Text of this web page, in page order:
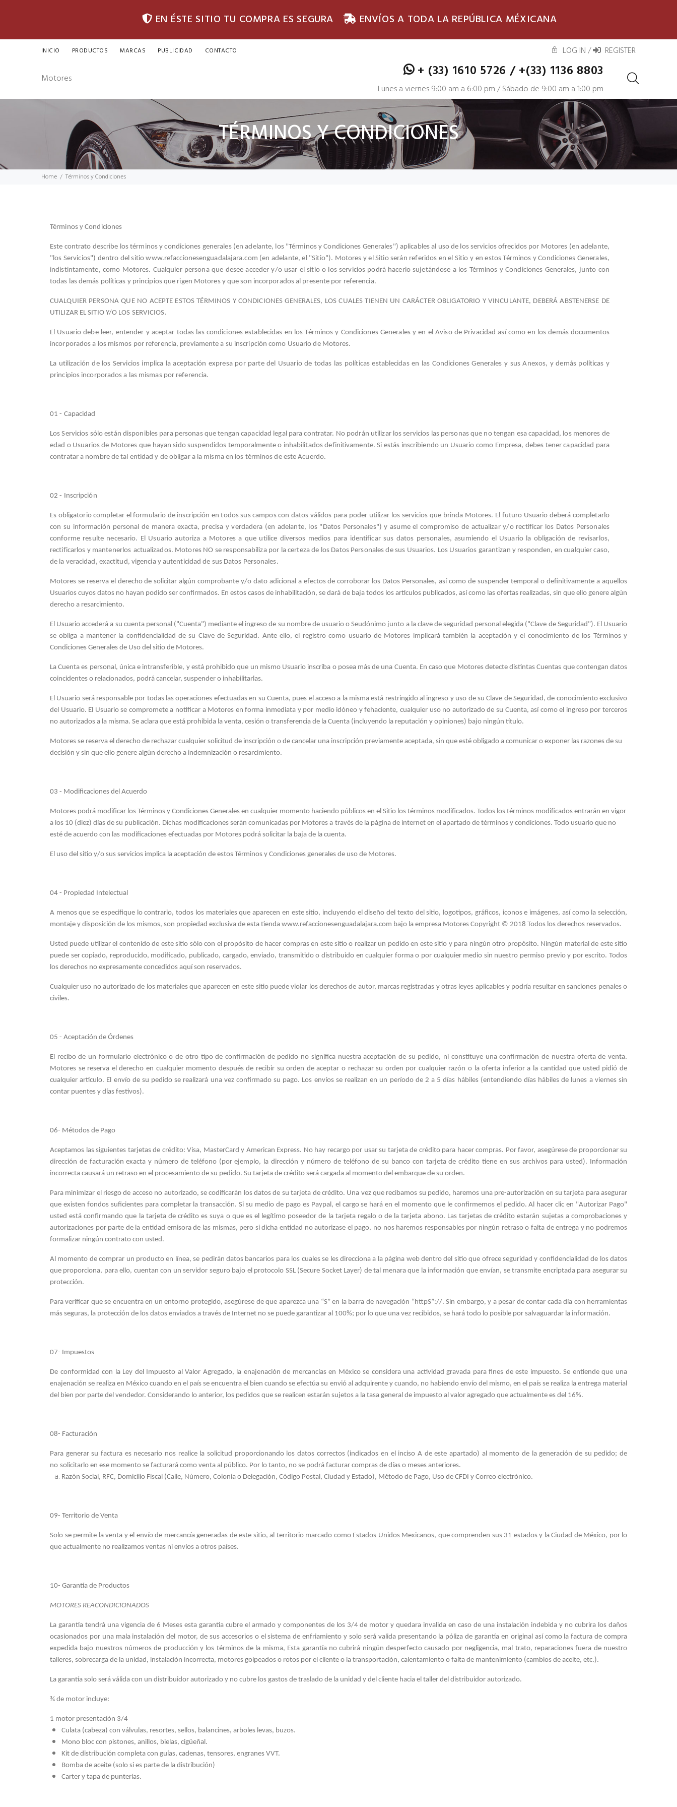
EN ÉSTE SITIO TU COMPRA ES SEGURA ENVÍOS A TODA LA REPÚBLICA MÉXICANA
INICIO PRODUCTOS MARCAS PUBLICIDAD CONTACTO LOG IN/ REGISTER
Motores + (33) 1610 5726 /+(33) 1136 8803
Lunes a viernes 9:00 am a 6:00 pm / Sábado de 9:00 am a 1:00 pm
TÉRMINOS Y CONDICIONES
Home Términos y Condiciones
Términos y Condiciones
Este contrato describe los términos y condiciones generales (en adelante, los "Términos y Condiciones Generales") aplicables al uso de los servicios ofrecidos por Motores (en adelante,
"los Servicios") dentro del sitio www.refaccionesenguadalajara.com (en adelante, el "Sitio"). Motores y el Sitio serán referidos en el Sitio y en estos Términos y Condiciones Generales,
indistintamente, como Motores. Cualquier persona que desee acceder y/o usar el sitio o los servicios podrá hacerlo sujetándose a los Términos y Condiciones Generales, junto con
todas las demás políticas y principios que rigen Motores y que son incorporados al presente por referencia.
CUALQUIER PERSONA QUE NO ACEPTE ESTOS TÉRMINOS Y CONDICIONES GENERALES, LOS CUALES TIENEN UN CARÁCTER OBLIGATORIO Y VINCULANTE, DEBERÁ ABSTENERSE DE
UTILIZAR EL SITIO Y/O LOS SERVICIOS.
El Usuario debe leer, entender y aceptar todas las condiciones establecidas en los Términos y Condiciones Generales y en el Aviso de Privacidad así como en los demás documentos
incorporados a los mismos por referencia, previamente a su inscripción como Usuario de Motores.
La utilización de los Servicios implica la aceptación expresa por parte del Usuario de todas las políticas establecidas en las Condiciones Generales y sus Anexos, y demás políticas y
principios incorporados a las mismas por referencia.
01 - Capacidad
Los Servicios sólo están disponibles para personas que tengan capacidad legal para contratar. No podrán utilizar los servicios las personas que no tengan esa capacidad, los menores de
edad o Usuarios de Motores que hayan sido suspendidos temporalmente o inhabilitados definitivamente. Si estás inscribiendo un Usuario como Empresa, debes tener capacidad para
contratar a nombre de tal entidad y de obligar a la misma en los términos de este Acuerdo.
02 - Inscripción
Es obligatorio completar el formulario de inscripción en todos sus campos con datos válidos para poder utilizar los servicios que brinda Motores. El futuro Usuario deberá completarlo
con su información personal de manera exacta, precisa y verdadera (en adelante, los "Datos Personales") y asume el compromiso de actualizar y/o rectificar los Datos Personales
conforme resulte necesario. El Usuario autoriza a Motores a que utilice diversos medios para identificar sus datos personales, asumiendo el Usuario la obligación de revisarlos,
rectificarlos y mantenerlos actualizados. Motores NO se responsabiliza por la certeza de los Datos Personales de sus Usuarios. Los Usuarios garantizan y responden, en cualquier caso,
de la veracidad, exactitud, vigencia y autenticidad de sus Datos Personales.
Motores se reserva el derecho de solicitar algún comprobante y/o dato adicional a efectos de corroborar los Datos Personales, así como de suspender temporal o definitivamente a aquellos
Usuarios cuyos datos no hayan podido ser confirmados. En estos casos de inhabilitación, se dará de baja todos los artículos publicados, así como las ofertas realizadas, sin que ello genere algún
derecho a resarcimiento.
El Usuario accederá a su cuenta personal ("Cuenta") mediante el ingreso de su nombre de usuario o Seudónimo junto a la clave de seguridad personal elegida ("Clave de Seguridad"). El Usuario
se obliga a mantener la confidencialidad de su Clave de Seguridad. Ante ello, el registro como usuario de Motores implicará también la aceptación y el conocimiento de los Términos y
Condiciones Generales de Uso del sitio de Motores.
La Cuenta es personal, única e intransferible, y está prohibido que un mismo Usuario inscriba o posea más de una Cuenta. En caso que Motores detecte distintas Cuentas que contengan datos
coincidentes o relacionados, podrá cancelar, suspender o inhabilitarlas.
El Usuario será responsable por todas las operaciones efectuadas en su Cuenta, pues el acceso a la misma está restringido al ingreso y uso de su Clave de Seguridad, de conocimiento exclusivo
del Usuario. El Usuario se compromete a notificar a Motores en forma inmediata y por medio idóneo y fehaciente, cualquier uso no autorizado de su Cuenta, así como el ingreso por terceros
no autorizados a la misma. Se aclara que está prohibida la venta, cesión o transferencia de la Cuenta (incluyendo la reputación y opiniones) bajo ningún título.
Motores se reserva el derecho de rechazar cualquier solicitud de inscripción o de cancelar una inscripción previamente aceptada, sin que esté obligado a comunicar o exponer las razones de su
decisión y sin que ello genere algún derecho a indemnización o resarcimiento.
03 - Modificaciones del Acuerdo
Motores podrá modificar los Términos y Condiciones Generales en cualquier momento haciendo públicos en el Sitio los términos modificados. Todos los términos modificados entrarán en vigor
a los 10 (diez) días de su publicación. Dichas modificaciones serán comunicadas por Motores a través de la página de internet en el apartado de términos y condiciones. Todo usuario que no
esté de acuerdo con las modificaciones efectuadas por Motores podrá solicitar la baja de la cuenta.
El uso del sitio y/o sus servicios implica la aceptación de estos Términos y Condiciones generales de uso de Motores.
04 - Propiedad Intelectual
A menos que se especifique lo contrario, todos los materiales que aparecen en este sitio, incluyendo el diseño del texto del sitio, logotipos, gráficos, iconos e imágenes, así como la selección,
montaje y disposición de los mismos, son propiedad exclusiva de esta tienda www.refaccionesenguadalajara.com bajo la empresa Motores Copyright © 2018 Todos los derechos reservados.
Usted puede utilizar el contenido de este sitio sólo con el propósito de hacer compras en este sitio o realizar un pedido en este sitio y para ningún otro propósito. Ningún material de este sitio
puede ser copiado, reproducido, modificado, publicado, cargado, enviado, transmitido o distribuido en cualquier forma o por cualquier medio sin nuestro permiso previo y por escrito. Todos
los derechos no expresamente concedidos aquí son reservados.
Cualquier uso no autorizado de los materiales que aparecen en este sitio puede violar los derechos de autor, marcas registradas y otras leyes aplicables y podría resultar en sanciones penales o
civiles.
05 - Aceptación de Órdenes
El recibo de un formulario electrónico o de otro tipo de confirmación de pedido no significa nuestra aceptación de su pedido, ni constituye una confirmación de nuestra oferta de venta.
Motores se reserva el derecho en cualquier momento después de recibir su orden de aceptar o rechazar su orden por cualquier razón o la oferta inferior a la cantidad que usted pidió de
cualquier artículo. El envío de su pedido se realizará una vez confirmado su pago. Los envíos se realizan en un período de 2 a 5 días hábiles (entendiendo días hábiles de lunes a viernes sin
contar puentes y días festivos).
06- Métodos de Pago
Aceptamos las siguientes tarjetas de crédito: Visa, MasterCard y American Express. No hay recargo por usar su tarjeta de crédito para hacer compras. Por favor, asegúrese de proporcionar su
dirección de facturación exacta y número de teléfono (por ejemplo, la dirección y número de teléfono de su banco con tarjeta de crédito tiene en sus archivos para usted). Información
incorrecta causará un retraso en el procesamiento de su pedido. Su tarjeta de crédito será cargada al momento del embarque de su orden.
Para minimizar el riesgo de acceso no autorizado, se codificarán los datos de su tarjeta de crédito. Una vez que recibamos su pedido, haremos una pre-autorización en su tarjeta para asegurar
que existen fondos suficientes para completar la transacción. Si su medio de pago es Paypal, el cargo se hará en el momento que le confirmemos el pedido. Al hacer clic en "Autorizar Pago"
usted está confirmando que la tarjeta de crédito es suya o que es el legítimo poseedor de la tarjeta regalo o de la tarjeta abono. Las tarjetas de crédito estarán sujetas a comprobaciones y
autorizaciones por parte de la entidad emisora de las mismas, pero si dicha entidad no autorizase el pago, no nos haremos responsables por ningún retraso o falta de entrega y no podremos
formalizar ningún contrato con usted.
Al momento de comprar un producto en línea, se pedirán datos bancarios para los cuales se les direcciona a la página web dentro del sitio que ofrece seguridad y confidencialidad de los datos
que proporciona, para ello, cuentan con un servidor seguro bajo el protocolo SSL (Secure Socket Layer) de tal menara que la información que envían, se transmite encriptada para asegurar su
protección.
Para verificar que se encuentra en un entorno protegido, asegúrese de que aparezca una “S” en la barra de navegación “httpS”://. Sin embargo, y a pesar de contar cada día con herramientas
más seguras, la protección de los datos enviados a través de Internet no se puede garantizar al 100%; por lo que una vez recibidos, se hará todo lo posible por salvaguardar la información.
07- Impuestos
De conformidad con la Ley del Impuesto al Valor Agregado, la enajenación de mercancías en México se considera una actividad gravada para fines de este impuesto. Se entiende que una
enajenación se realiza en México cuando en el país se encuentra el bien cuando se efectúa su envió al adquirente y cuando, no habiendo envío del mismo, en el país se realiza la entrega material
del bien por parte del vendedor. Considerando lo anterior, los pedidos que se realicen estarán sujetos a la tasa general de impuesto al valor agregado que actualmente es del 16%.
08- Facturación
Para generar su factura es necesario nos realice la solicitud proporcionando los datos correctos (indicados en el inciso A de este apartado) al momento de la generación de su pedido; de
no solicitarlo en ese momento se facturará como venta al público. Por lo tanto, no se podrá facturar compras de días o meses anteriores.
Razón Social, RFC, Domicilio Fiscal (Calle, Número, Colonia o Delegación, Código Postal, Ciudad y Estado), Método de Pago, Uso de CFDI y Correo electrónico.
09- Territorio de Venta
Solo se permite la venta y el envío de mercancía generadas de este sitio, al territorio marcado como Estados Unidos Mexicanos, que comprenden sus 31 estados y la Ciudad de México, por lo
que actualmente no realizamos ventas ni envíos a otros países.
10- Garantía de Productos
MOTORES REACONDICIONADOS
La garantía tendrá una vigencia de 6 Mesesesta garantia cubre el armado y componentes de los 3/4 de motor y quedara invalida en caso de una instalación indebida y no cubrira los daños
ocasionados por una mala instalación del motor, de sus accesorios o el sistema de enfriamiento y solo será valida presentando la póliza de garantía en original así como la factura de compra
expedida bajo nuestros números de producción y los términos de la misma, Esta garantía no cubrirá ningún desperfecto causado por negligencia, mal trato, reparaciones fuera de nuestro
talleres, sobrecarga de la unidad, instalación incorrecta, motores golpeados o rotos por el cliente o la transportación, calentamiento o falta de mantenimiento (cambios de aceite, etc.).
La garantía solo será válida con un distribuidor autorizado y no cubre los gastos de traslado de la unidad y del cliente hacia el taller del distribuidor autorizado.
¾ de motor incluye:
1 motor presentación 3/4
Culata (cabeza) con válvulas, resortes, sellos, balancines, arboles levas, buzos.
Mono bloc con pistones, anillos, bielas, cigüeñal.
Kit de distribución completa con guías, cadenas, tensores, engranes VVT.
Bomba de aceite (solo si es parte de la distribución)
Carter y tapa de punterías.